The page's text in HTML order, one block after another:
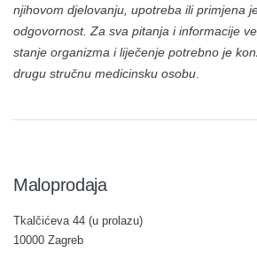
njihovom djelovanju, upotreba ili primjena
odgovornost. Za sva pitanja i informacije
stanje organizma i liječenje potrebno je
drugu stručnu medicinsku osobu
Maloprodaja
Tkalčićeva 44 (u prolazu)
10000 Zagreb